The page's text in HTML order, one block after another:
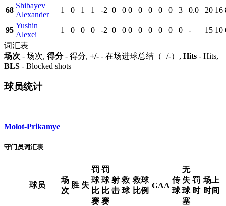
68
Shibayev
Alexander
1 0 1 1 -2 0 0 0 0 0 0 0 3 0.0 20 16
95
Yushin
Alexei
1 0 0 0 -2 0 0 0 0 0 0 0 0 - 15 10
词汇表
场次 - 场次, 得分- 得分, +/- - 在场进球总结（+/-）, Hits - Hits,
BLS - Blocked shots
球员统计
Molot-Prikamye
守门员词汇表
球员
场
次
胜 失
罚
球
比
赛
罚
球
比
赛
射
击
救
球
救球
比例
GAA
传
球
无
失
球
塞
罚
时
场上
时间